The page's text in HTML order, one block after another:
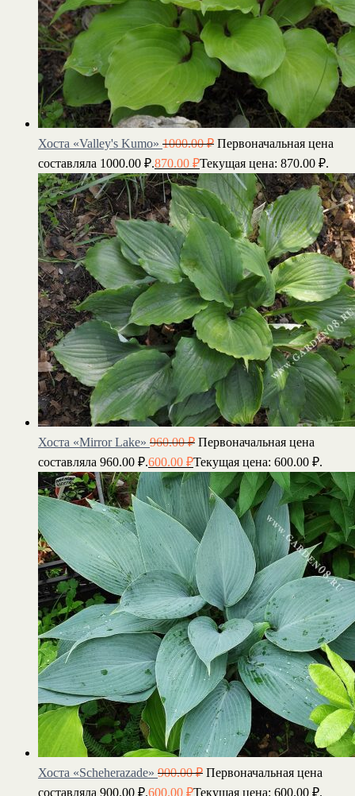
Хоста «Valley's Kumo» 1000.00₽ Первоначальная цена
составляла 1000.00 ₽.870.00 ₽Текущая цена: 870.00 ₽.
Хоста «Mirror Lake» 960.00₽ Первоначальная цена
составляла 960.00 ₽.600.00 ₽Текущая цена: 600.00 ₽.
Хоста «Scheherazade» 900.00₽ Первоначальная цена
составляла 900.00 ₽.600.00 ₽Текущая цена: 600.00 ₽.